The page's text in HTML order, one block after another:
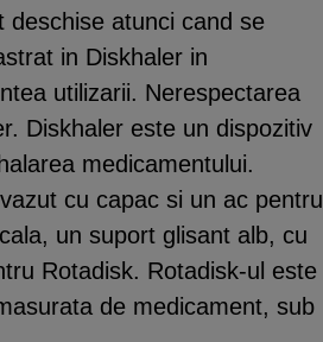
deschise atunci cand se
in Diskhaler in
utilizarii. Nerespectarea
Diskhaler este un dispozitiv
medicamentului.
cu capac si un ac pentru
un suport glisant alb, cu
Rotadisk. Rotadisk-ul este
de medicament, sub